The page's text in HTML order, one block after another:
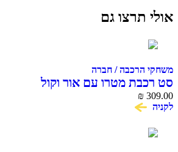
גם
/ חברה
מטרו עם אור וקול
₪